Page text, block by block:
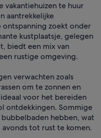
vakantiehuizen te huur
aantrekkelijke
zoekt onder
kustplaatsje, gelegen
biedt een mix van
rustige omgeving.
verwachten zoals
om te zonnen en
voor het bereiden
ontdekkingen. Sommige
hebben, wat
tot rust te komen.